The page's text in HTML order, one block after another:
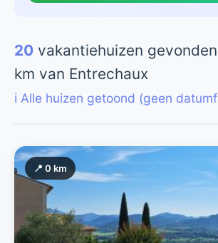
20 vakantiehuizen
km van Entrechaux
ℹ️ Alle huizen getoond (geen
📍 0 km